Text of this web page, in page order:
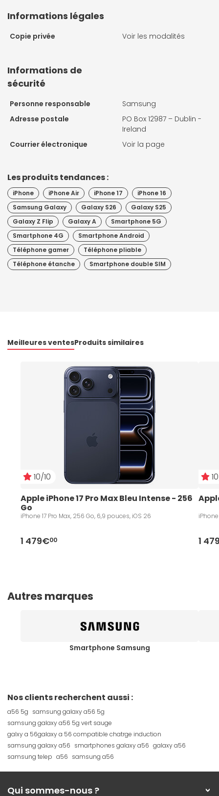
Informations légales
Copie privée Voir les modalités
Informations de
sécurité
Personne responsable
Samsung
Adresse postale
PO Box 12987 – Dublin -
Ireland
Courrier électronique
Voir la page
Les produits tendances :
iPhone iPhone Air iPhone 17
iPhone 16
Samsung Galaxy
Galaxy S26
Galaxy S25
Galaxy Z Flip
Galaxy A
Smartphone 5G
Smartphone 4G
Smartphone Android
Téléphone gamer
Téléphone pliable
Téléphone étanche
Smartphone double SIM
Meilleures ventesProduits similaires
10/10
Apple iPhone 17 Pro Max Bleu Intense - 256
Go
iPhone 17 Pro Max, 256 Go, 6,9 pouces, iOS 26
1 479€00 1
Autres marques
Smartphone Samsung
Nos clients recherchent aussi :
a56 5g samsung galaxy a56 5g
samsung galaxy a56 5g vert sauge
galxy a 56galaxy a 56 compatible chatrge induction
samsung galaxy a56 smartphones galaxy a56 galaxy a56
samsung telep a56 samsung a56
Qui sommes-nous ?